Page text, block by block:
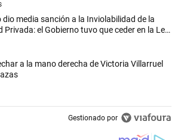
artículos con más comentarios en los
con el título "El Senado dio media sanción a
dio media sanción a la Inviolabilidad de la
Privada: el Gobierno tuvo que ceder en la Ley
del Fuego
con el título "Pidieron echar a la mano
a la mano derecha de Victoria Villarruel
Gestionado por